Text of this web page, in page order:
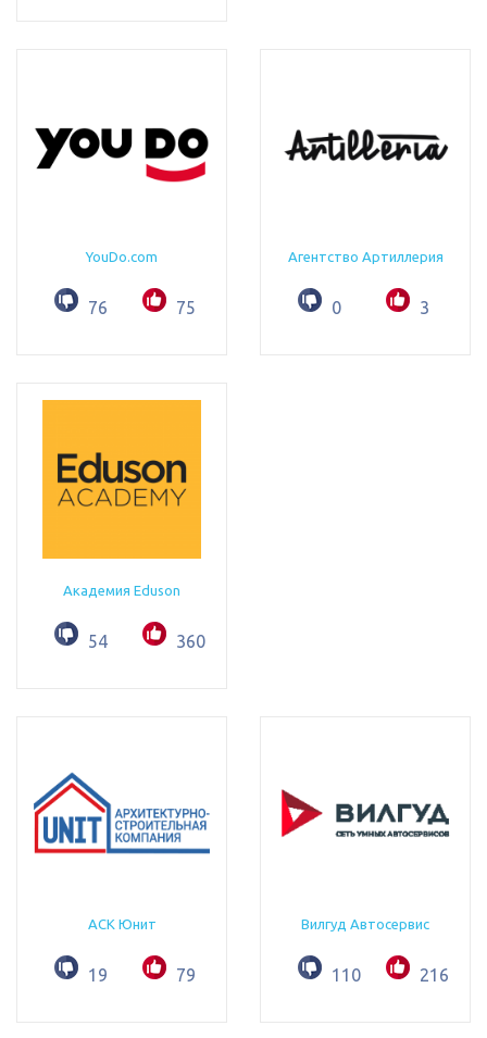
YouDo.com
76 75
Агентство Артиллерия
0 3
Академия Eduson
54 360
АСК Юнит
19 79
Вилгуд Автосервис
110 216